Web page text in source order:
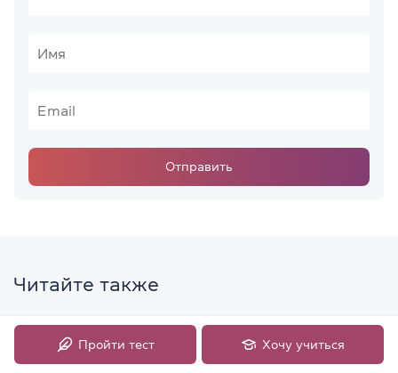
Отправить
Читайте также
Пройти тест Хочу учиться